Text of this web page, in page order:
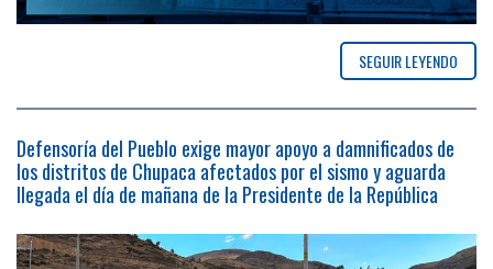
SEGUIR LEYENDO
Defensoría del Pueblo exige mayor apoyo a damnificados de
los distritos de Chupaca afectados por el sismo y aguarda
llegada el día de mañana de la Presidente de la República